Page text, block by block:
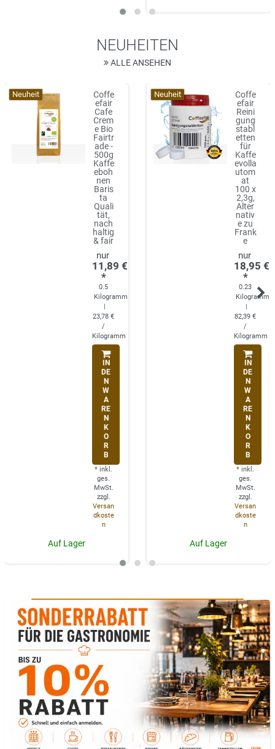
NEUHEITEN
ALLE ANSEHEN
Neuheit
Coffe
efair
Cafe
Crem
e Bio
Fairtr
ade -
500g
Kaffe
eboh
nen
Baris
ta
Quali
tät,
nach
haltig
& fair
11,89 €
*
0.5
Kilogramm
23,78 €
/
Kilogramm
IN
DE
N
W
A
RE
N
K
O
R
B
* inkl.
ges.
MwSt.
zzgl.
Versan
dkoste
n
Auf Lager
Neuheit
Coffe
efair
Reini
gung
stabl
etten
für
Kaffe
evolla
utom
at
100 x
2,3g,
Alter
nativ
e zu
Frank
e
18,95 €
*
0.23
Kilogramm
82,39 €
/
Kilogramm
IN
DE
N
W
A
RE
N
K
O
R
B
* inkl.
ges.
MwSt.
zzgl.
Versan
dkoste
n
Auf Lager